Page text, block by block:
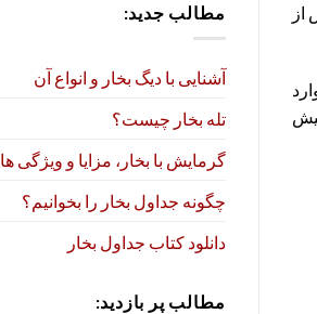
از مطالب جدید:
آشنایی با دیگ بخار و انواع آن
تله بخار چیست؟
گرمایش با بخار، مزایا و ویژگی ها
چگونه جداول بخار را بخوانیم؟
دانلود کتاب جداول بخار
مطالب پر بازدید: